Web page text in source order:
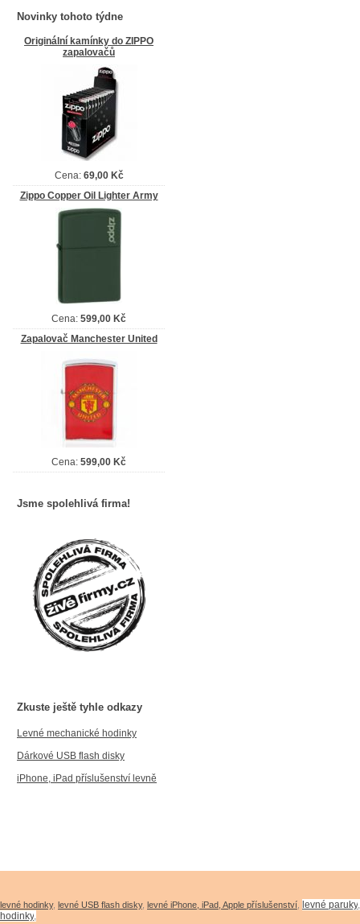
Novinky tohoto týdne
Originální kamínky do ZIPPO
zapalovačů
Cena: 69,00 Kč
Zippo Copper Oil Lighter Army
Cena: 599,00 Kč
Zapalovač Manchester United
Cena: 599,00 Kč
Jsme spolehlivá firma!
Zkuste ještě tyhle odkazy
Levné mechanické hodinky
Dárkové USB flash disky
iPhone, iPad příslušenství levně
levné hodinky, levné USB flash disky, levné iPhone, iPad, Apple příslušenství levné paruky
hodinky,